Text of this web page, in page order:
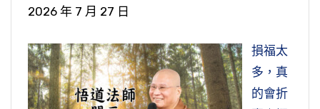
2026 年 7 月 27 日
損福太
多，真
的會折